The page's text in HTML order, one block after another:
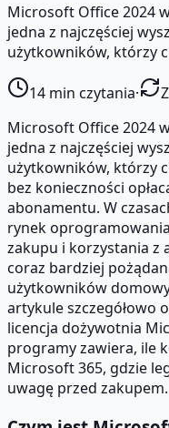
Microsoft Office 2024
jedna z najczęściej
użytkowników, którzy
14 min czytania·
Microsoft Office 2024
jedna z najczęściej
użytkowników, którzy
bez konieczności
abonamentu. W
rynek
zakupu i korzystania z
coraz bardziej
użytkowników
artykule szczegółowo
licencja dożywotnia
programy zawiera, ile
Microsoft 365, gdzie
uwagę przed zakupem.